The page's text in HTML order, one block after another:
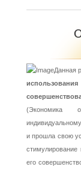
Данная
(Экономика
и прошла свою
стимулирование
его